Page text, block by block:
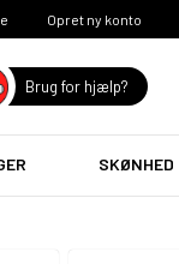
Opret ny konto
Brug for hjælp?
SKØNHED